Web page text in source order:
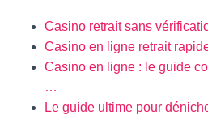
Casino retrait sans
Casino en ligne retrait
Casino en ligne : le guide
…
Le guide ultime pour